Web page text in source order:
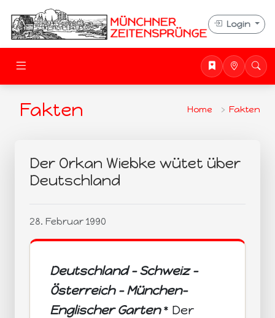
Login
Fakten Home Fakten
Der Orkan Wiebke wütet über
Deutschland
28. Februar 1990
Deutschland - Schweiz -
Österreich - München-
Englischer Garten* Der